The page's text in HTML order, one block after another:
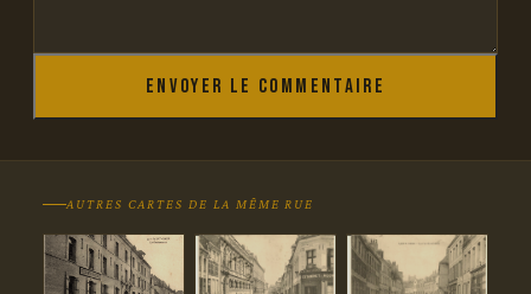
Envoyer le commentaire
AUTRES CARTES DE LA MÊME RUE